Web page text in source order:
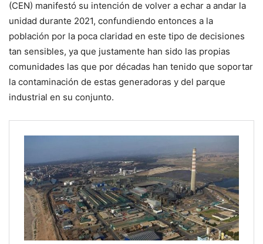
(CEN) manifestó su intención de volver a echar a andar la
unidad durante 2021, confundiendo entonces a la
población por la poca claridad en este tipo de decisiones
tan sensibles, ya que justamente han sido las propias
comunidades las que por décadas han tenido que soportar
la contaminación de estas generadoras y del parque
industrial en su conjunto.